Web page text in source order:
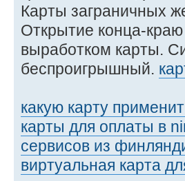
Карты заграничных
Открытие конца-
выработком карты.
беспроигрышный.
какую карту
карты для оплаты в
сервисов из
виртуальная карта